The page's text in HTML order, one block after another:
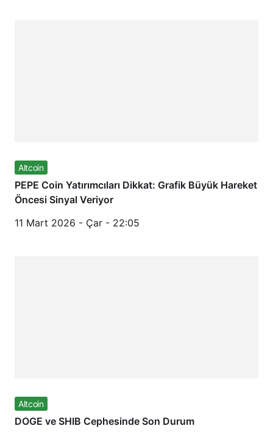
Altcoin
PEPE Coin Yatırımcıları Dikkat: Grafik Büyük Hareket
Öncesi Sinyal Veriyor
11 Mart 2026 - Çar - 22:05
Altcoin
DOGE ve SHIB Cephesinde Son Durum